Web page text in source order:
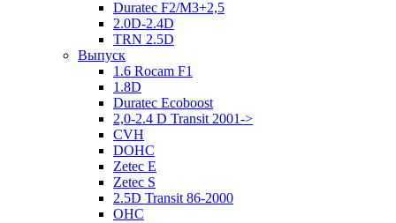
Duratec F2/M3+2,5
2.0D-2.4D
TRN 2.5D
Выпуск
1.6 Rocam F1
1.8D
Duratec Ecoboost
2,0-2.4 D Transit 2001->
CVH
DOHC
Zetec E
Zetec S
2.5D Transit 86-2000
OHC